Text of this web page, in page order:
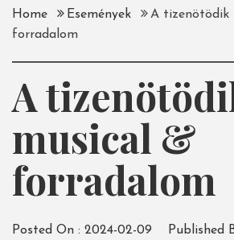
Home Események
A tizenötödik
forradalom
A
musical &
forradalom
Posted On : 2024-02-09 Published